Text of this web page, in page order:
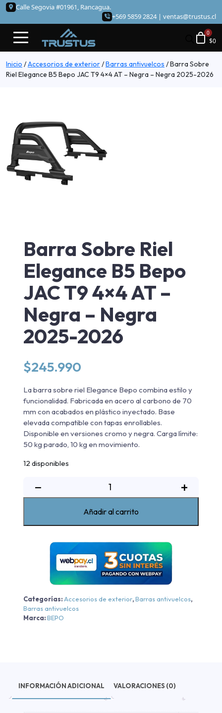
Calle Segovia #01961, Rancagua.
+569 5859 2824 | ventas@trustus.cl
$0
Inicio /Accesorios de exterior/Barras antivuelcos /Barra Sobre
Riel Elegance B5 Bepo JAC T9 4×4 AT – Negra – Negra 2025-2026
Barra Sobre Riel
Elegance B5 Bepo
JAC T9 4×4 AT –
Negra – Negra
2025-2026
$245.990
La barra sobre riel Elegance Bepo combina estilo y
funcionalidad. Fabricada en acero al carbono de 70
mm con acabados en plástico inyectado. Base
elevada compatible con tapas enrollables.
Disponible en versiones cromo y negra. Carga límite:
50 kg parado, 10 kg en movimiento.
12 disponibles
−
Sobre
Bepo
JAC
T9
4x4
-
Negra
+
Añadir al carrito
Categorías: Accesorios de exterior,Barras antivuelcos,
Barras antivuelcos
Marca:BEPO
INFORMACIÓN ADICIONAL VALORACIONES (0)